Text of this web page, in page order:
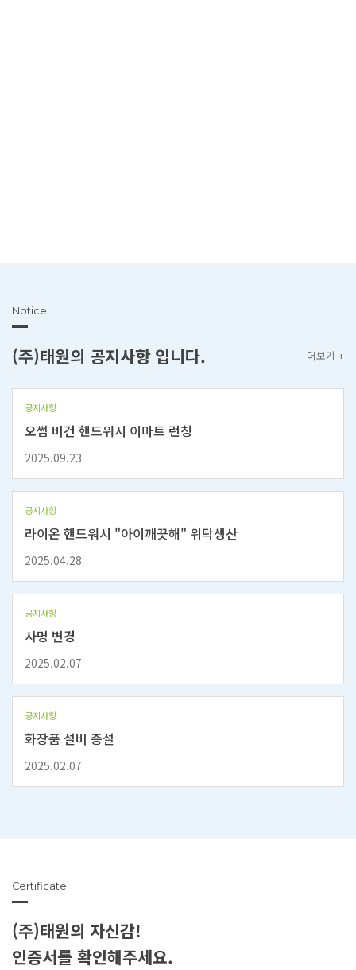
Notice
(주)태원의 공지사항 입니다. 더보기 +
공지사항
오썸 비건 핸드워시 이마트 런칭
2025.09.23
공지사항
라이온 핸드워시 "아이깨끗해" 위탁생산
2025.04.28
공지사항
사명 변경
2025.02.07
공지사항
화장품 설비 증설
2025.02.07
Certificate
(주)태원의 자신감!
인증서를 확인해주세요.